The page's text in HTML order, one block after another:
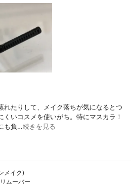
れたりして、メイク落ちが気になるとつ
いコスメを使いがち。特にマスカラ！
も負…続きを見る
メイク)
ムーバー